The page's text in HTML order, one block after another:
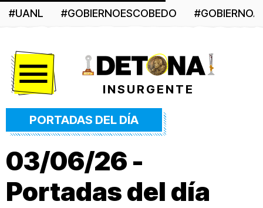
#UANL #GOBIERNOESCOBEDO
INSURGENTE
PORTADAS DEL DÍA
03/06/26 -
Portadas del día